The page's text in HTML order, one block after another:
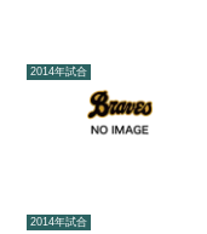
2014年試合
2014年試合